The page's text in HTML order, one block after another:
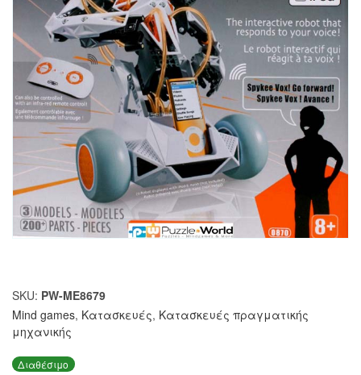
SKU: PW-ME8679
Mind games, Κατασκευές, Κατασκευές πραγματικής
μηχανικής
Διαθέσιμο